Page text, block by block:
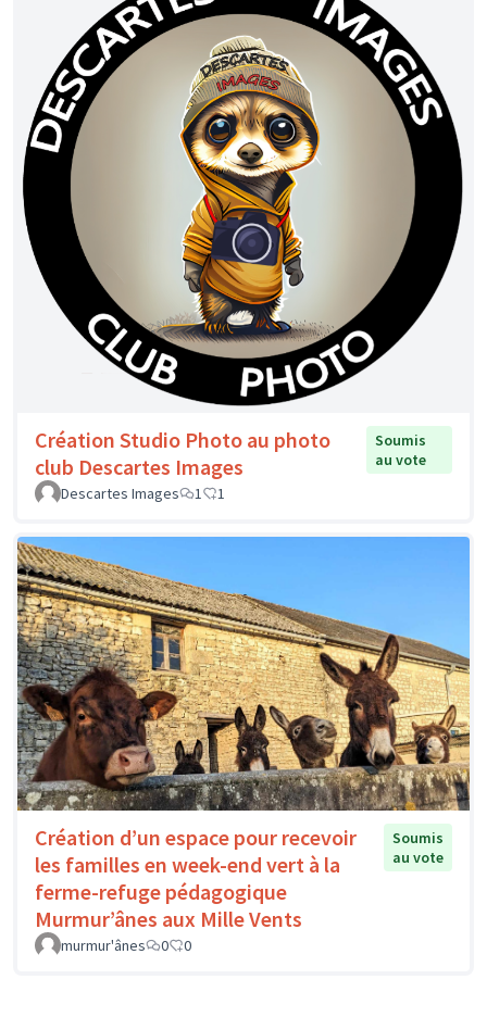
Création Studio Photo au photo
club Descartes Images
Soumis
au vote
Descartes Images
1 1
Création d’un espace pour recevoir
les familles en week-end vert à la
ferme-refuge pédagogique
Murmur’ânes aux Mille Vents
Soumis
au vote
murmur'ânes 0 0